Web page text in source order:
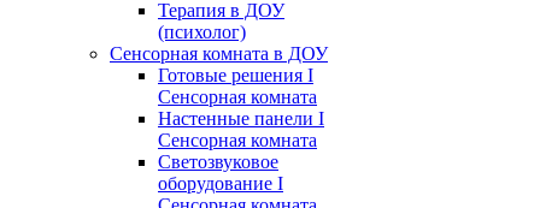
Терапия в ДОУ
(психолог)
Сенсорная комната в ДОУ
Готовые решения I
Сенсорная комната
Настенные панели I
Сенсорная комната
Светозвуковое
оборудование I